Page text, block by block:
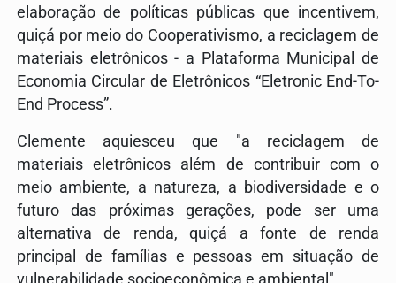
elaboração de políticas públicas que incentivem,
quiçá por meio do Cooperativismo, a reciclagem de
materiais eletrônicos - a Plataforma Municipal de
Economia Circular de Eletrônicos “Eletronic End-To-
End Process”.
Clemente aquiesceu que "a reciclagem de
materiais eletrônicos além de contribuir com o
meio ambiente, a natureza, a biodiversidade e o
futuro das próximas gerações, pode ser uma
alternativa de renda, quiçá a fonte de renda
principal de famílias e pessoas em situação de